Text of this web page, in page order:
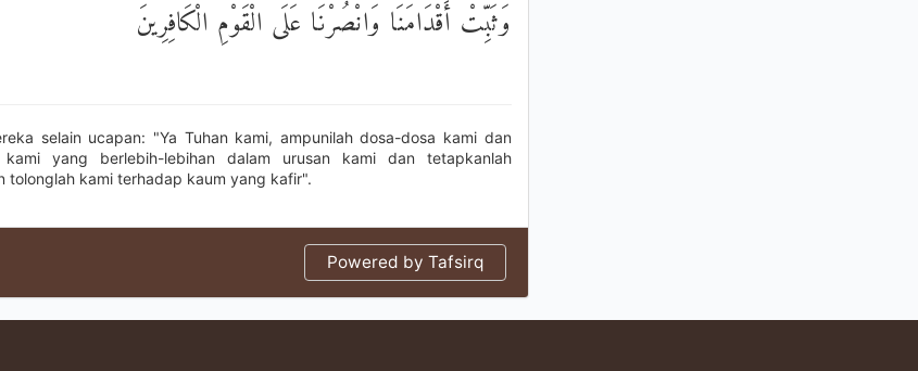
وَثَبِّتْ أَقْدَامَنَا وَانْصُرْنَا عَلَى الْقَوْمِ الْكَافِرِينَ
selain ucapan: "Ya Tuhan kami, ampunilah dosa-dosa kami dan
kami yang berlebih-lebihan dalam urusan kami dan tetapkanlah
tolonglah kami terhadap kaum yang kafir".
Powered by Tafsirq